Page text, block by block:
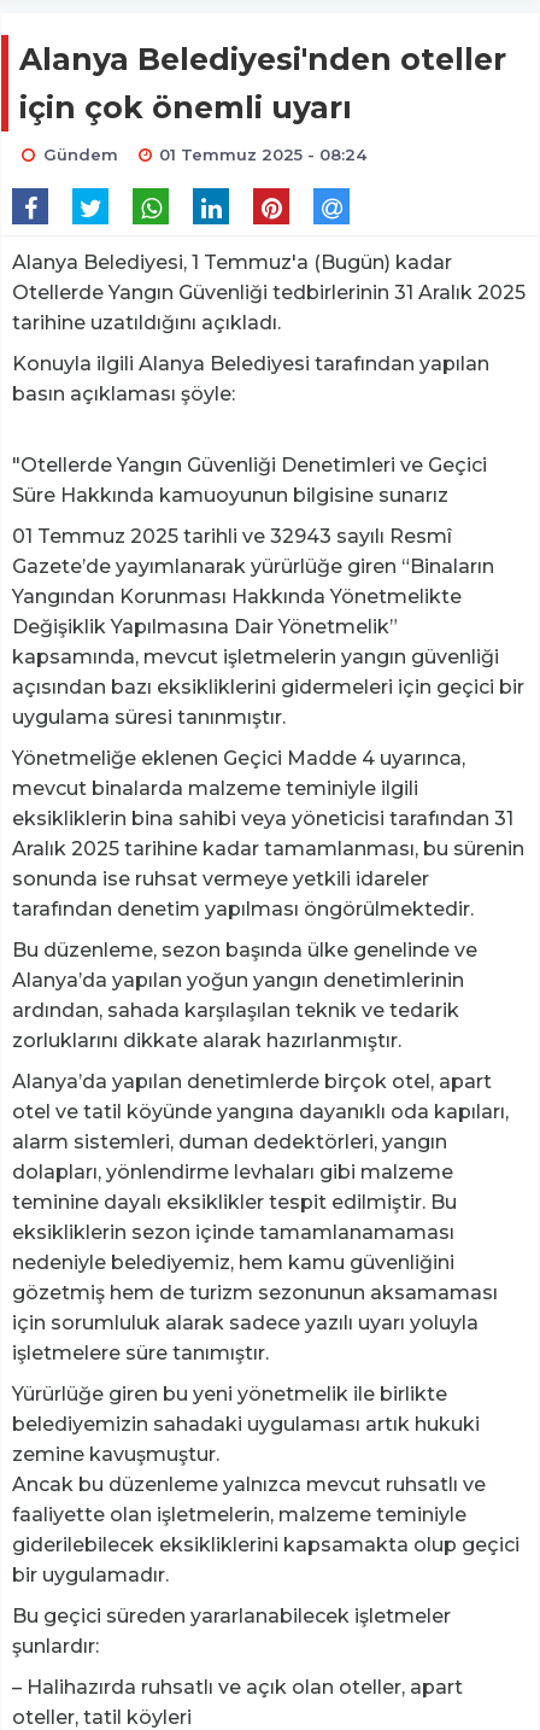
Alanya Belediyesi'nden oteller
için çok önemli uyarı
Gündem 01 Temmuz 2025 - 08:24
Alanya Belediyesi, 1 Temmuz'a (Bugün) kadar
Otellerde Yangın Güvenliği tedbirlerinin 31 Aralık 2025
tarihine uzatıldığını açıkladı.
Konuyla ilgili Alanya Belediyesi tarafından yapılan
basın açıklaması şöyle:
"Otellerde Yangın Güvenliği Denetimleri ve Geçici
Süre Hakkında kamuoyunun bilgisine sunarız
01 Temmuz 2025 tarihli ve 32943 sayılı Resmî
Gazete’de yayımlanarak yürürlüğe giren “Binaların
Yangından Korunması Hakkında Yönetmelikte
Değişiklik Yapılmasına Dair Yönetmelik”
kapsamında, mevcut işletmelerin yangın güvenliği
açısından bazı eksikliklerini gidermeleri için geçici bir
uygulama süresi tanınmıştır.
Yönetmeliğe eklenen Geçici Madde 4 uyarınca,
mevcut binalarda malzeme teminiyle ilgili
eksikliklerin bina sahibi veya yöneticisi tarafından 31
Aralık 2025 tarihine kadar tamamlanması, bu sürenin
sonunda ise ruhsat vermeye yetkili idareler
tarafından denetim yapılması öngörülmektedir.
Bu düzenleme, sezon başında ülke genelinde ve
Alanya’da yapılan yoğun yangın denetimlerinin
ardından, sahada karşılaşılan teknik ve tedarik
zorluklarını dikkate alarak hazırlanmıştır.
Alanya’da yapılan denetimlerde birçok otel, apart
otel ve tatil köyünde yangına dayanıklı oda kapıları,
alarm sistemleri, duman dedektörleri, yangın
dolapları, yönlendirme levhaları gibi malzeme
teminine dayalı eksiklikler tespit edilmiştir. Bu
eksikliklerin sezon içinde tamamlanamaması
nedeniyle belediyemiz, hem kamu güvenliğini
gözetmiş hem de turizm sezonunun aksamaması
için sorumluluk alarak sadece yazılı uyarı yoluyla
işletmelere süre tanımıştır.
Yürürlüğe giren bu yeni yönetmelik ile birlikte
belediyemizin sahadaki uygulaması artık hukuki
zemine kavuşmuştur.
Ancak bu düzenleme yalnızca mevcut ruhsatlı ve
faaliyette olan işletmelerin, malzeme teminiyle
giderilebilecek eksikliklerini kapsamakta olup geçici
bir uygulamadır.
Bu geçici süreden yararlanabilecek işletmeler
şunlardır:
– Halihazırda ruhsatlı ve açık olan oteller, apart
oteller, tatil köyleri